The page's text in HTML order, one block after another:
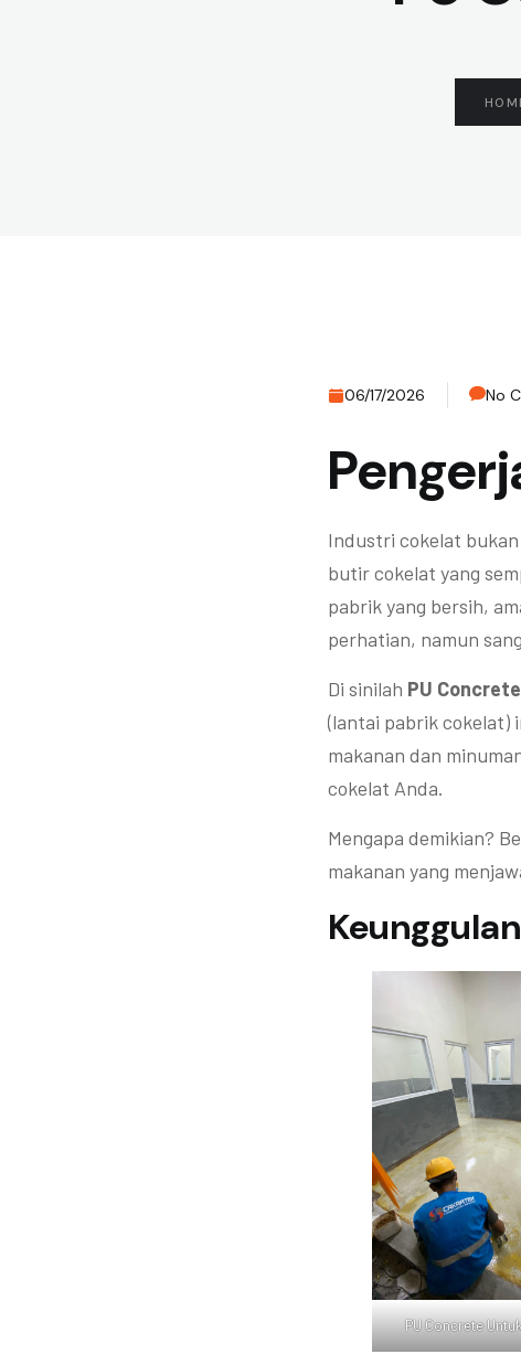
06/17/2026 No
Industri cokelat
butir cokelat yang
pabrik yang bersih,
perhatian, namun
Di sinilah PU
(lantai pabrik cokelat)
makanan dan
cokelat Anda.
Mengapa demikian?
makanan yang
PU Concrete